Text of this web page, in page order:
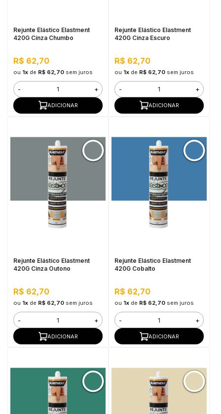
Rejunte Elástico Elastment
420G Cinza Chumbo
R$ 62,70
ou 1xde R$ 62,70 sem juros
- +
ADICIONAR
Rejunte Elástico Elastment
420G Cinza Escuro
R$ 62,70
ou 1xde R$ 62,70 sem juros
- +
ADICIONAR
Rejunte Elástico Elastment
420G Cinza Outono
R$ 62,70
ou 1xde R$ 62,70 sem juros
- +
ADICIONAR
Rejunte Elástico Elastment
420G Cobalto
R$ 62,70
ou 1xde R$ 62,70 sem juros
- +
ADICIONAR